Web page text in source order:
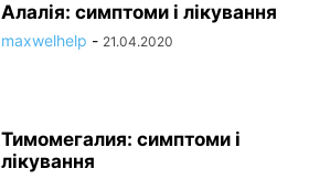
Алалія: симптоми і лікування
maxwelhelp - 21.04.2020
Тимомегалия: симптоми і
лікування